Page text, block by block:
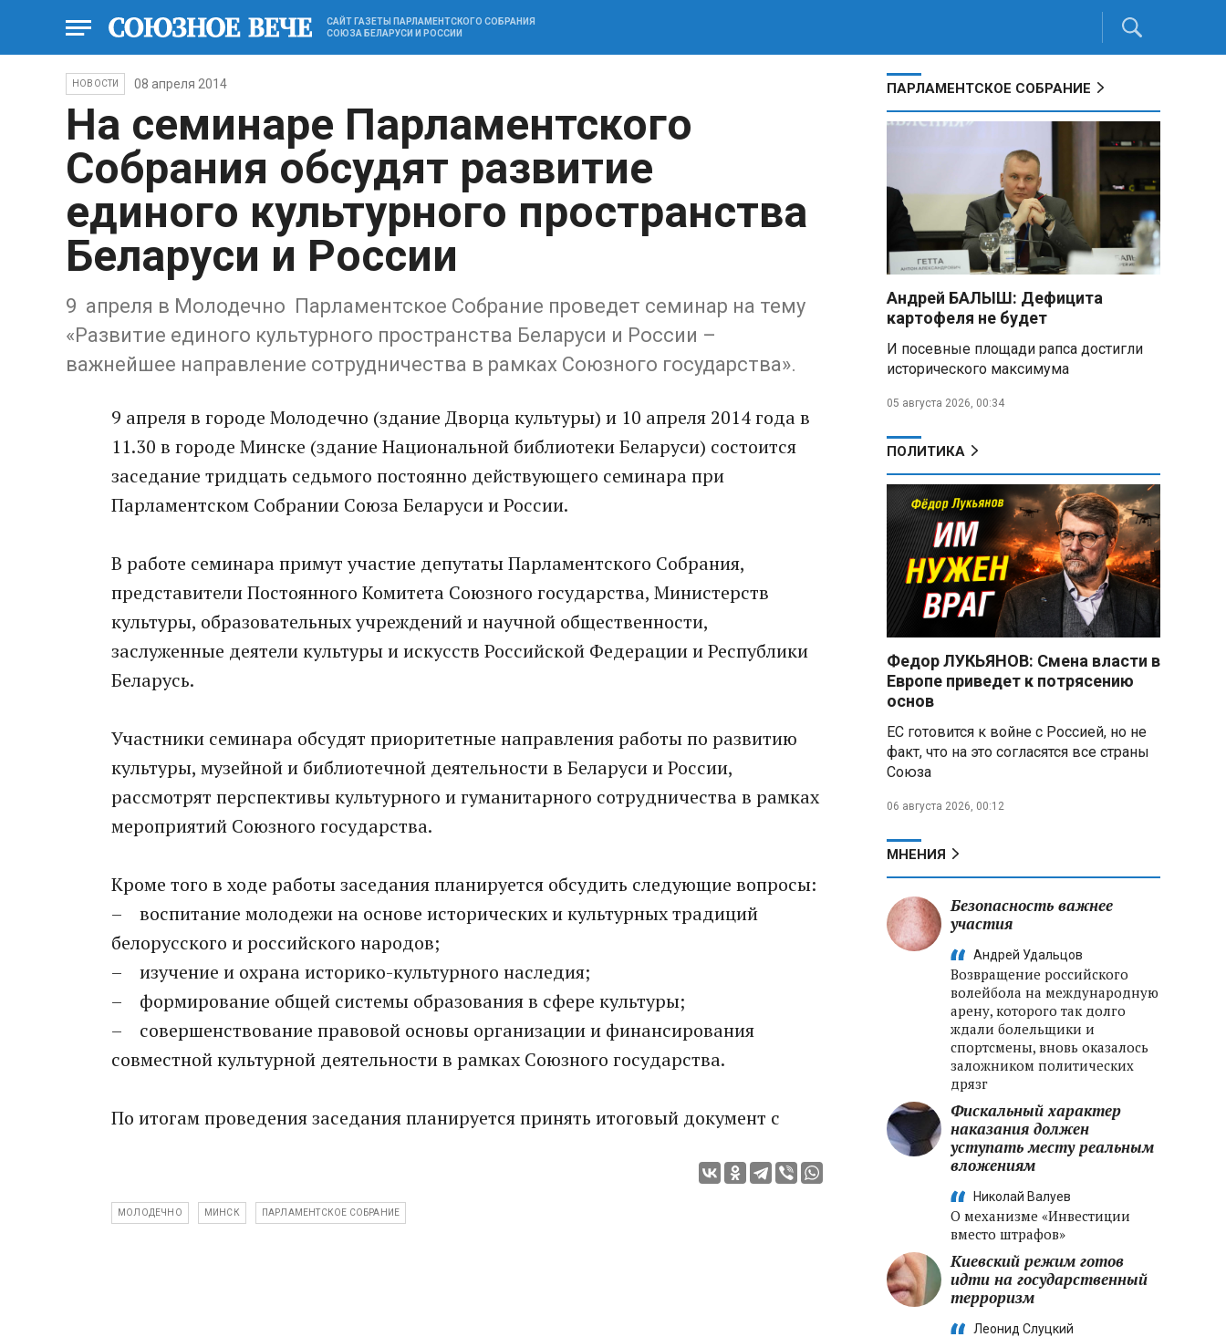
САЙТ ГАЗЕТЫ ПАРЛАМЕНТСКОГО СОБРАНИЯ
СОЮЗА БЕЛАРУСИ И РОССИИ
НОВОСТИ 08 апреля 2014
На семинаре Парламентского
Собрания обсудят развитие
единого культурного пространства
Беларуси и России
9 апреля в Молодечно Парламентское Собрание проведет семинар на тему
«Развитие единого культурного пространства Беларуси и России –
важнейшее направление сотрудничества в рамках Союзного государства».
9 апреля в городе Молодечно (здание Дворца культуры) и 10 апреля 2014 года в
11.30 в городе Минске (здание Национальной библиотеки Беларуси) состоится
заседание тридцать седьмого постоянно действующего семинара при
Парламентском Собрании Союза Беларуси и России.
В работе семинара примут участие депутаты Парламентского Собрания,
представители Постоянного Комитета Союзного государства, Министерств
культуры, образовательных учреждений и научной общественности,
заслуженные деятели культуры и искусств Российской Федерации и Республики
Беларусь.
Участники семинара обсудят приоритетные направления работы по развитию
культуры, музейной и библиотечной деятельности в Беларуси и России,
рассмотрят перспективы культурного и гуманитарного сотрудничества в рамках
мероприятий Союзного государства.
Кроме того в ходе работы заседания планируется обсудить следующие вопросы:
– воспитание молодежи на основе исторических и культурных традиций
белорусского и российского народов;
– изучение и охрана историко-культурного наследия;
– формирование общей системы образования в сфере культуры;
– совершенствование правовой основы организации и финансирования
совместной культурной деятельности в рамках Союзного государства.
По итогам проведения заседания планируется принять итоговый документ с
МОЛОДЕЧНО МИНСК ПАРЛАМЕНТСКОЕ СОБРАНИЕ
ПАРЛАМЕНТСКОЕ СОБРАНИЕ
Андрей БАЛЫШ: Дефицита
картофеля не будет
И посевные площади рапса достигли
исторического максимума
05 августа 2026, 00:34
ПОЛИТИКА
Федор ЛУКЬЯНОВ: Смена власти в
Европе приведет к потрясению
основ
ЕС готовится к войне с Россией, но не
факт, что на это согласятся все страны
Союза
06 августа 2026, 00:12
МНЕНИЯ
Безопасность важнее
участия
Андрей Удальцов
Возвращение российского
волейбола на международную
арену, которого так долго
ждали болельщики и
спортсмены, вновь оказалось
заложником политических
дрязг
Фискальный характер
наказания должен
уступать месту реальным
вложениям
Николай Валуев
О механизме «Инвестиции
вместо штрафов»
Киевский режим готов
идти на государственный
терроризм
Леонид Слуцкий